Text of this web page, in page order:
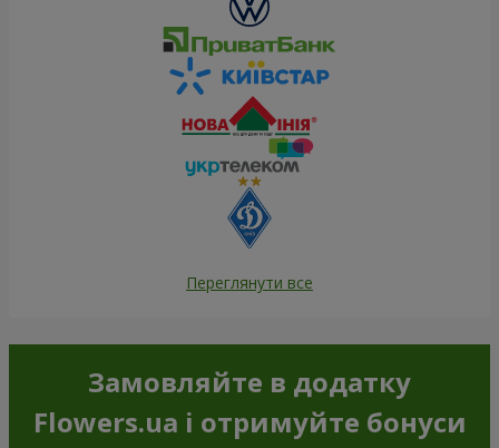
Переглянути все
Замовляйте в додатку
Flowers.ua і отримуйте бонуси